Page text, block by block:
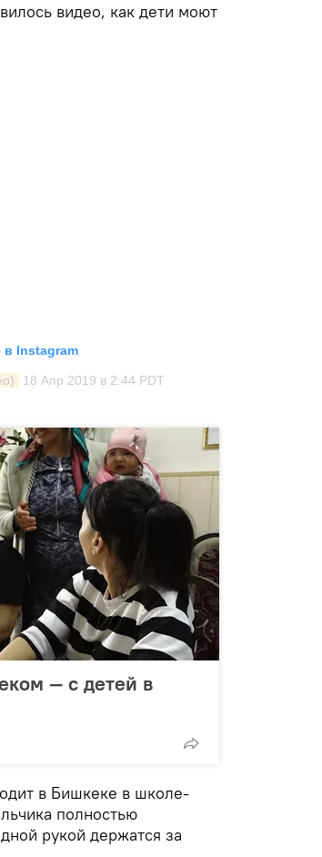
видео, как дети моют
в Instagram
18 Апр 2019 в 2:44 PDT
— с детей в
в Бишкеке в школе-
полностью
рукой держатся за